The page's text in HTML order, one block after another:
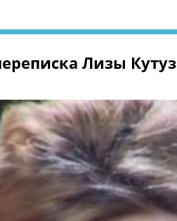
Лизы